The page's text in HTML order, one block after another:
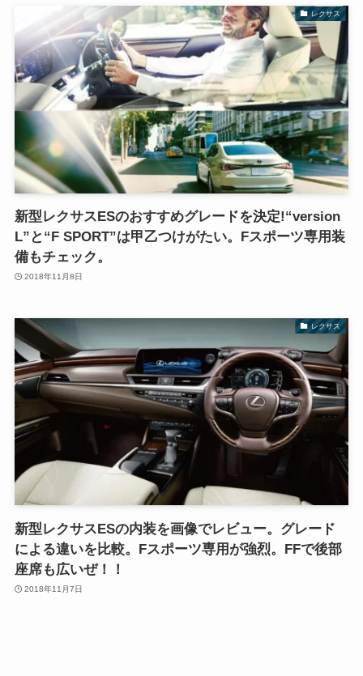
レクサス
新型レクサスESのおすすめグレードを決定!“version
L”と“F SPORT”は甲乙つけがたい。Fスポーツ専用装
備もチェック。
2018年11月8日
レクサス
新型レクサスESの内装を画像でレビュー。グレード
による違いを比較。Fスポーツ専用が強烈。FFで後部
座席も広いぜ！！
2018年11月7日